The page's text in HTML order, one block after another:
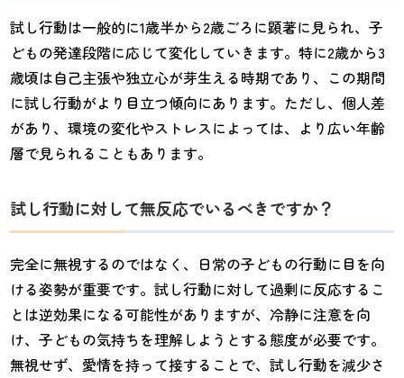
試し行動は一般的に1歳半から2歳ごろに顕著に見られ、子
どもの発達段階に応じて変化していきます。特に2歳から3
歳頃は自己主張や独立心が芽生える時期であり、この期間
に試し行動がより目立つ傾向にあります。ただし、個人差
があり、環境の変化やストレスによっては、より広い年齢
層で見られることもあります。
試し行動に対して無反応でいるべきですか？
完全に無視するのではなく、日常の子どもの行動に目を向
ける姿勢が重要です。試し行動に対して過剰に反応するこ
とは逆効果になる可能性がありますが、冷静に注意を向
け、子どもの気持ちを理解しようとする態度が必要です。
無視せず、愛情を持って接することで、試し行動を減少さ